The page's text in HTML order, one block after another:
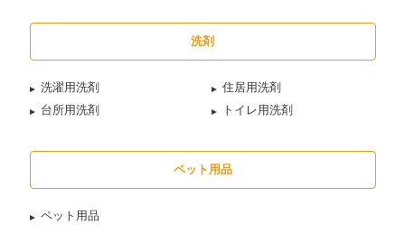
洗剤
洗濯用洗剤
住居用洗剤
台所用洗剤
トイレ用洗剤
ペット用品
ペット用品